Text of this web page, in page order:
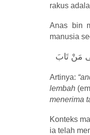
rakus
Anas bin
manusia
مَنْ تَابَ
Artinya:
lembah
menerima
Konteks
ia telah